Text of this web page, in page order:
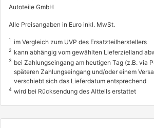
Autoteile GmbH
Alle Preisangaben in Euro inkl. MwSt.
1 im Vergleich zum UVP des Ersatzteilherstellers
2 kann abhängig vom gewählten Lieferzielland
3 bei Zahlungseingang am heutigen Tag (z.B. via
späteren Zahlungseingang und/oder einem
verschiebt sich das Lieferdatum entsprechend
4 wird bei Rücksendung des Altteils erstattet